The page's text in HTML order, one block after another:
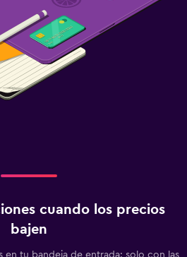
cuando los precios
bajen
en tu bandeja de entrada: solo con las